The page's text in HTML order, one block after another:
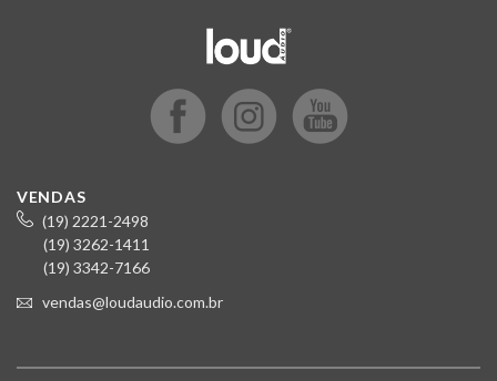
VENDAS
(19) 2221-2498
(19) 3262-1411
(19) 3342-7166
vendas@loudaudio.com.br